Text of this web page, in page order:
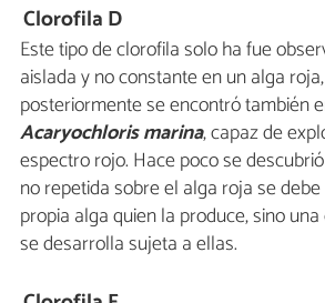
Clorofila D
Este tipo de clorofila solo ha fue
aislada y no constante en un alga
posteriormente se encontró también
Acaryochloris marina, capaz de
espectro rojo. Hace poco se
no repetida sobre el alga roja se
propia alga quien la produce, sino
se desarrolla sujeta a ellas.